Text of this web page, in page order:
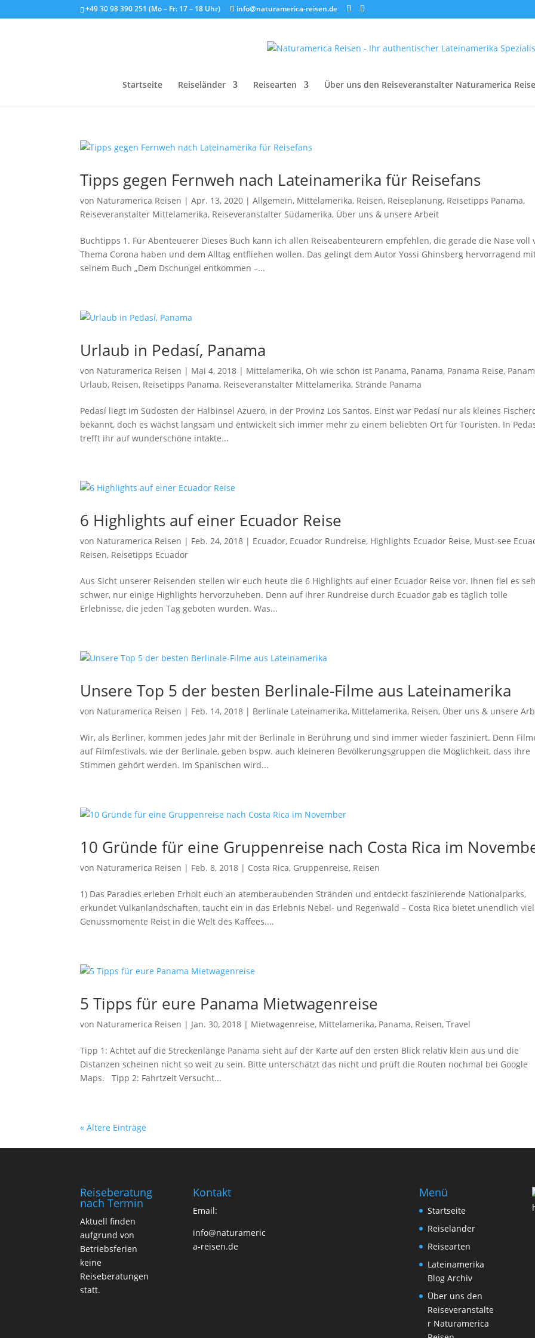
+49 30 98 390 251 (Mo – Fr: 17 – 18 Uhr) info@naturamerica-reisen.de
Startseite Reiseländer Reisearten Über uns den Reiseveranstalter Naturamerica
Tipps gegen Fernweh nach Lateinamerika für Reisefans
von Naturamerica Reisen |Apr. 13, 2020 |Allgemein, Mittelamerika, Reisen, Reiseplanung, Reisetipps Panama,
Reiseveranstalter Mittelamerika, Reiseveranstalter Südamerika, Über uns & unsere Arbeit
Buchtipps 1. Für Abenteuerer Dieses Buch kann ich allen Reiseabenteurern empfehlen, die gerade die Nase voll
Thema Corona haben und dem Alltag entfliehen wollen. Das gelingt dem Autor Yossi Ghinsberg hervorragend
seinem Buch „Dem Dschungel entkommen –...
Urlaub in Pedasí, Panama
von Naturamerica Reisen | Mai 4, 2018 | Mittelamerika, Oh wie schön ist Panama, Panama, Panama Reise,
Urlaub, Reisen, Reisetipps Panama, Reiseveranstalter Mittelamerika,Strände Panama
Pedasí liegt im Südosten der Halbinsel Azuero, in der Provinz Los Santos. Einst war Pedasí nur als kleines
bekannt, doch es wächst langsam und entwickelt sich immer mehr zu einem beliebten Ort für Touristen. In
trefft ihr auf wunderschöne intakte...
6 Highlights auf einer Ecuador Reise
von Naturamerica Reisen | Feb. 24, 2018 | Ecuador, Ecuador Rundreise, Highlights Ecuador Reise, Must-see
Reisen, Reisetipps Ecuador
Aus Sicht unserer Reisenden stellen wir euch heute die 6 Highlights auf einer Ecuador Reise vor. Ihnen fiel es
schwer, nur einige Highlights hervorzuheben. Denn auf ihrer Rundreise durch Ecuador gab es täglich tolle
Erlebnisse, die jeden Tag geboten wurden. Was...
Unsere Top 5 der besten Berlinale-Filme aus Lateinamerika
von Naturamerica Reisen | Feb. 14, 2018 | Berlinale Lateinamerika, Mittelamerika, Reisen, Über uns & unsere
Wir, als Berliner, kommen jedes Jahr mit der Berlinale in Berührung und sind immer wieder fasziniert. Denn
auf Filmfestivals, wie der Berlinale, geben bspw. auch kleineren Bevölkerungsgruppen die Möglichkeit, dass ihre
Stimmen gehört werden. Im Spanischen wird...
10 Gründe für eine Gruppenreise nach Costa Rica im
von Naturamerica Reisen | Feb. 8, 2018 | Costa Rica, Gruppenreise, Reisen
1) Das Paradies erleben Erholt euch an atemberaubenden Stränden und entdeckt faszinierende Nationalparks,
erkundet Vulkanlandschaften, taucht ein in das Erlebnis Nebel- und Regenwald – Costa Rica bietet unendlich
Genussmomente Reist in die Welt des Kaffees....
5 Tipps für eure Panama Mietwagenreise
von Naturamerica Reisen | Jan. 30, 2018 | Mietwagenreise, Mittelamerika, Panama, Reisen,Travel
Tipp 1: Achtet auf die Streckenlänge Panama sieht auf der Karte auf den ersten Blick relativ klein aus und die
Distanzen scheinen nicht so weit zu sein. Bitte unterschätzt das nicht und prüft die Routen nochmal bei Google
Maps. Tipp 2: Fahrtzeit Versucht...
« Ältere Einträge
Reiseberatung
nach Termin
Aktuell finden
aufgrund von
Betriebsferien
keine
Reiseberatungen
statt.
Kontakt
Email:
info@naturameric
a-reisen.de
Menü
Startseite
Reiseländer
Reisearten
Lateinamerika
Blog Archiv
Über uns den
Reiseveranstalte
r Naturamerica